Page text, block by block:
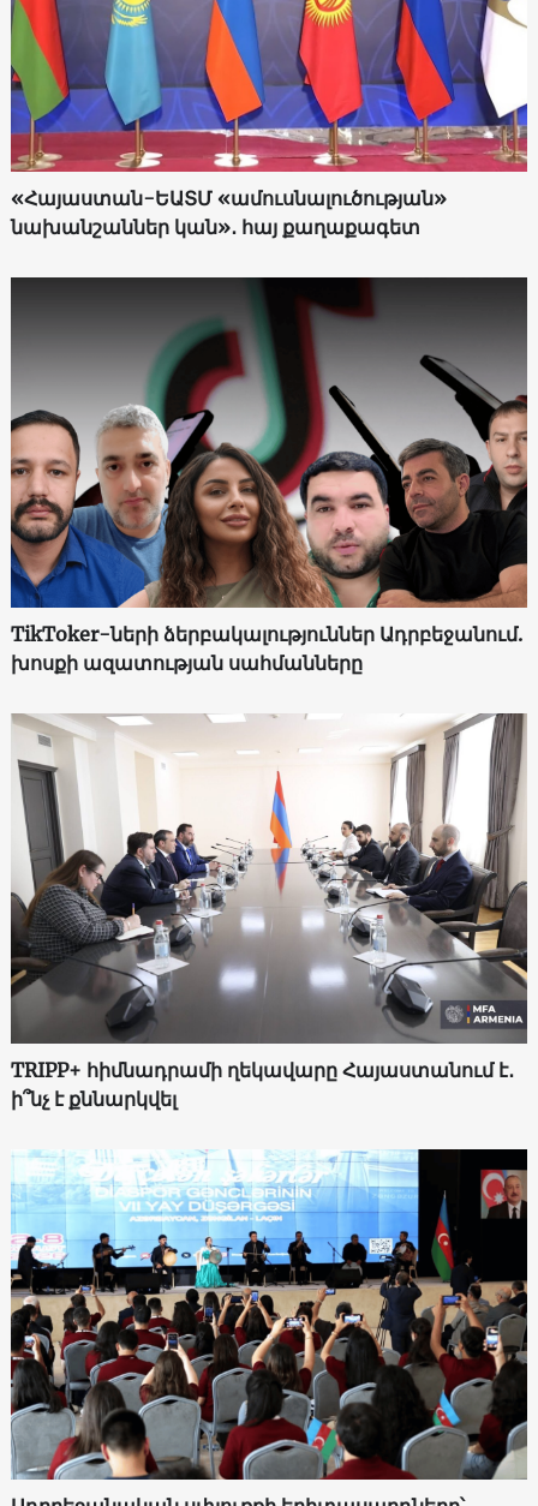
«Հայաստան-ԵԱՏՄ «ամուսնալուծության»
նախանշաններ կան»․ հայ քաղաքագետ
TikToker-ների ձերբակալություններ Ադրբեջանում.
խոսքի ազատության սահմանները
TRIPP+ հիմնադրամի ղեկավարը Հայաստանում է․
ի՞նչ է քննարկվել